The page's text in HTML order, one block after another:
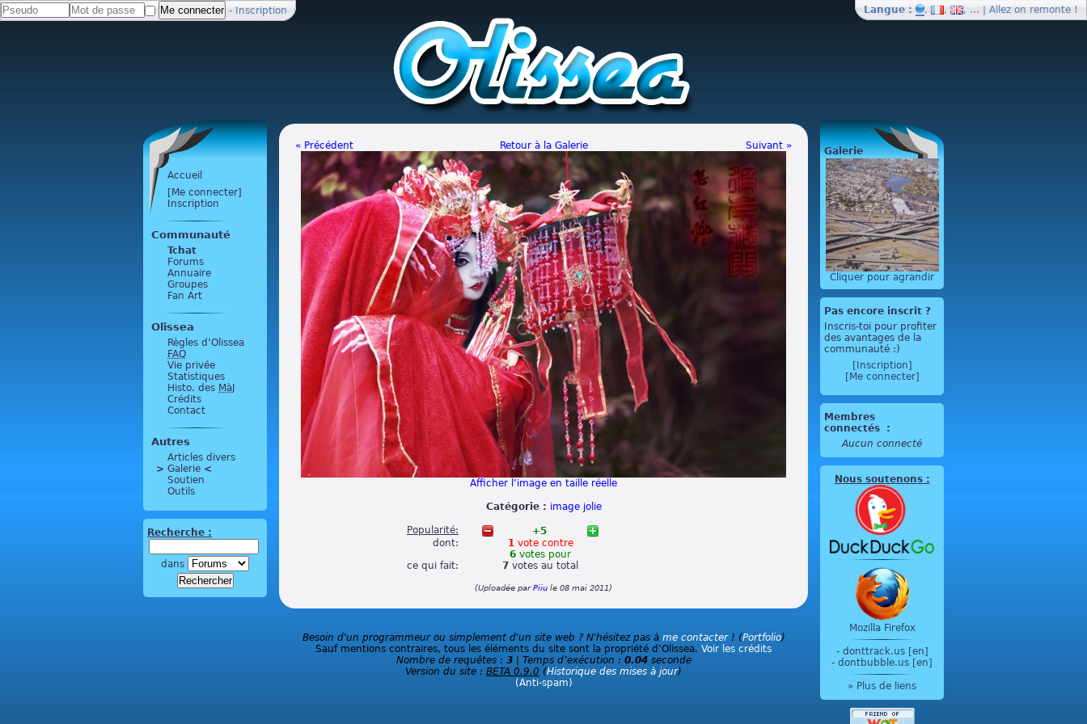
- Inscription Langue : , , , … | Allez on remonte !
Accueil
[Me connecter]
Inscription
Communauté
Tchat
Forums
Annuaire
Groupes
Fan Art
Olissea
Règles d’Olissea
FAQ
Vie privée
Statistiques
Histo. des MàJ
Crédits
Contact
Autres
Articles divers
> Galerie <
Soutien
Outils
Recherche :
dans
« Précédent Retour à la Galerie Suivant »
Afficher l’image en taille réelle
Catégorie : image jolie
Popularité:
+5
dont:
ce qui fait:
1votecontre
6 votes pour
7 votes au total
(Uploadée parPiiu le 08 mai 2011)
Besoin d'un programmeur ou simplement d'un site web ? N'hésitez pas à me contacter! (Portfolio)
Sauf mentions contraires, tous les éléments du site sont la propriété d’Olissea. Voir les crédits
Nombre de requêtes : 3| Temps d’exécution : 0.04seconde
Version du site : BETA 0.9.0 (Historique des mises à jour)
(Anti-spam)
Galerie
Cliquer pour agrandir
Pas encore inscrit ?
Inscris-toi pour profiter
des avantages de la
communauté :)
[Inscription]
[Me connecter]
Membres
connectés
:
Aucun connecté
Nous soutenons:
Mozilla Firefox
- donttrack.us [en]
- dontbubble.us [en]
» Plus de liens